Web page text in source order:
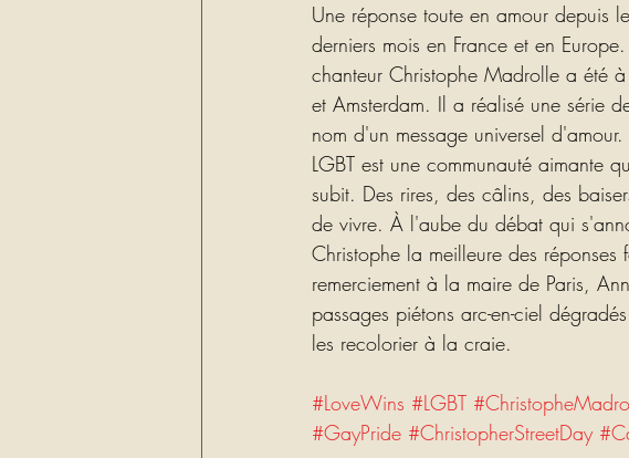
Une réponse toute en amour depuis
derniers mois en France et en
chanteur Christophe Madrolle a été
et Amsterdam. Il a réalisé une série
nom d'un message universel
LGBT est une communauté aimante
subit. Des rires, des câlins, des
de vivre. À l'aube du débat qui
Christophe la meilleure des réponses
remerciement à la maire de Paris,
passages piétons arc-en-ciel
les recolorier à la craie.
#LoveWins #LGBT
#GayPride #ChristopherStreetDay